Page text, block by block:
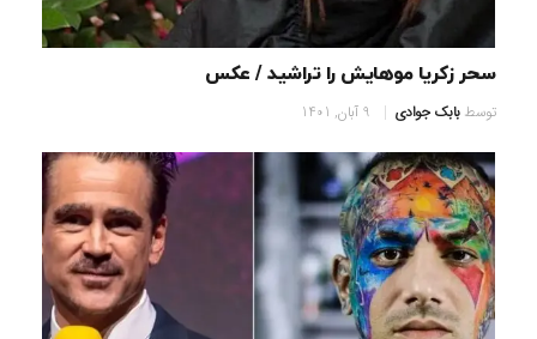
سحر زکریا موهایش را تراشید / عکس
توسطبابک جوادی 9 آبان, 1401